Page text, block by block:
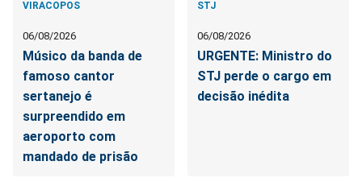
VIRACOPOS
06/08/2026
Músico da banda de
famoso cantor
sertanejo é
surpreendido em
aeroporto com
mandado de prisão
STJ
06/08/2026
URGENTE: Ministro do
STJ perde o cargo em
decisão inédita